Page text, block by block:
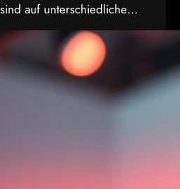
auf unterschiedliche
Qualität, Dateigröße und
sind die Details zu den
I DCI: • Dies ist eine
XAVC S, die in DCI 4K-
arbeitet. “I” steht für